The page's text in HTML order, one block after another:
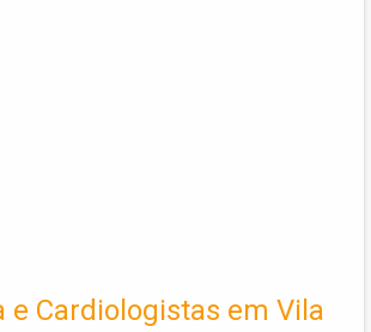
e Cardiologistas em Vila